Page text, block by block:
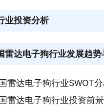
业投资分析
雷达电子狗行业发展趋
雷达电子狗行业SWOT
雷达电子狗行业投资前